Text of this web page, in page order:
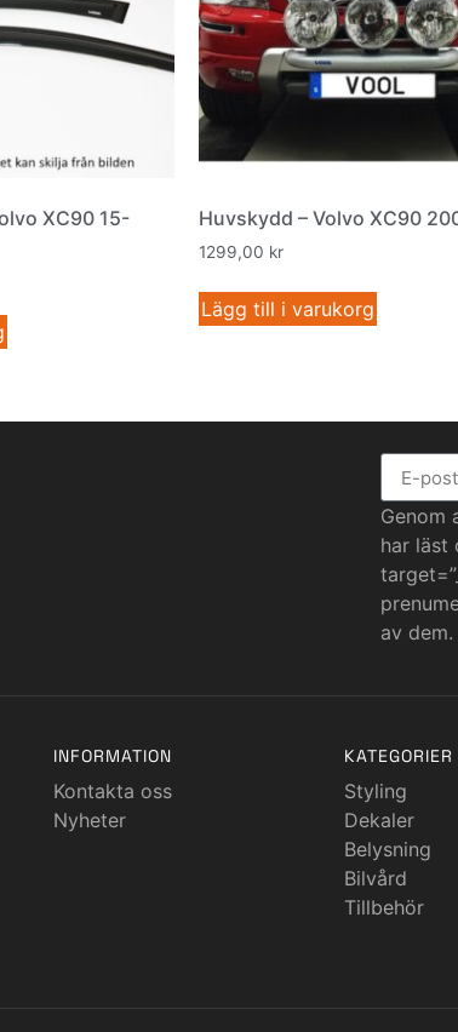
XC90 15-
Huvskydd – Volvo XC90
1299,00 kr
Lägg till i varukorg
Genom
har läst
av dem.
INFORMATION
Kontakta oss
Nyheter
KATEGORIER
Styling
Dekaler
Belysning
Bilvård
Tillbehör